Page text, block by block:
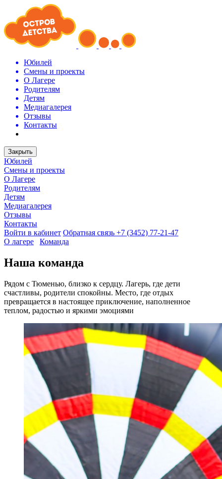
Юбилей
Смены и проекты
О Лагере
Родителям
Детям
Медиагалерея
Отзывы
Контакты
Закрыть
Юбилей
Смены и проекты
О Лагере
Родителям
Детям
Медиагалерея
Отзывы
Контакты
Войти в кабинет Обратная связь +7 (3452) 77-21-47
О лагере
Команда
Наша команда
Рядом с Тюменью, близко к сердцу. Лагерь, где дети
счастливы, родители спокойны. Место, где отдых
превращается в настоящее приключение, наполненное
теплом, радостью и яркими эмоциями